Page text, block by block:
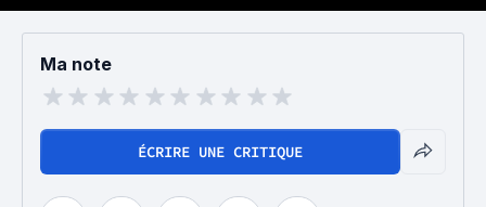
Ma note
ÉCRIRE UNE CRITIQUE